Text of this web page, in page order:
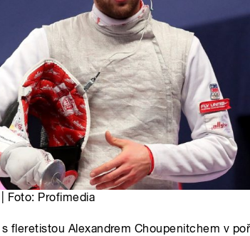
Foto: Profimedia
fleretistou Alexandrem Choupenitchem v